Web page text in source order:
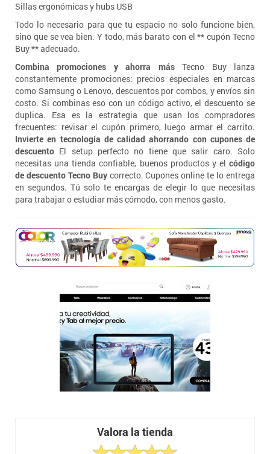
Sillas ergonómicas y hubs USB
Todo lo necesario para que tu espacio no solo funcione bien,
sino que se vea bien. Y todo, más barato con el ** cupón Tecno
Buy ** adecuado.
Combina promociones y ahorra másTecno Buy lanza
constantemente promociones: precios especiales en marcas
como Samsung o Lenovo, descuentos por combos, y envíos sin
costo. Si combinas eso con un código activo, el descuento se
duplica. Esa es la estrategia que usan los compradores
frecuentes: revisar el cupón primero, luego armar el carrito.
Invierte en tecnología de calidad ahorrando con cupones de
descuento El setup perfecto no tiene que salir caro. Solo
necesitas una tienda confiable, buenos productos y el código
de descuento Tecno Buycorrecto. Cupones online te lo entrega
en segundos. Tú solo te encargas de elegir lo que necesitas
para trabajar o estudiar más cómodo, con menos gasto.
Valora la tienda